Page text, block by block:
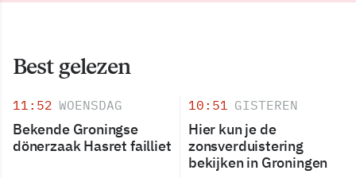
Best gelezen
11:52 WOENSDAG
Bekende Groningse
dönerzaak Hasret failliet
10:51 GISTEREN
Hier kun je de
zonsverduistering
bekijken in Groningen